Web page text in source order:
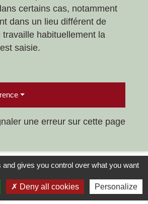
certains cas, notamment
dans un lieu différent de
travaille habituellement la
saisie.
une erreur sur cette page
gives you control over what you want
Deny all cookies Personalize